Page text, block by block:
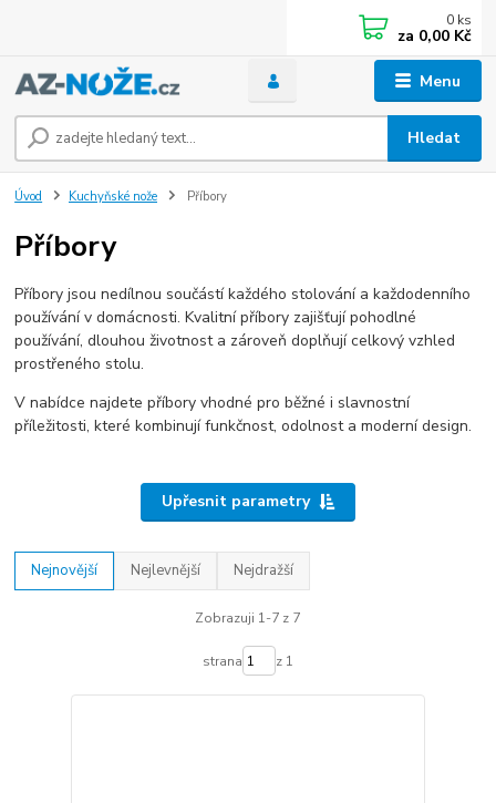
Menu
Hledat
0 ks
za 0,00 Kč
Úvod Kuchyňské nože Příbory
Příbory
Příbory jsou nedílnou součástí každého stolování a každodenního
používání v domácnosti. Kvalitní příbory zajišťují pohodlné
používání, dlouhou životnost a zároveň doplňují celkový vzhled
prostřeného stolu.
V nabídce najdete příbory vhodné pro běžné i slavnostní
příležitosti, které kombinují funkčnost, odolnost a moderní design.
Upřesnit parametry
Nejnovější Nejlevnější Nejdražší
Zobrazuji 1-7 z 7
strana z 1